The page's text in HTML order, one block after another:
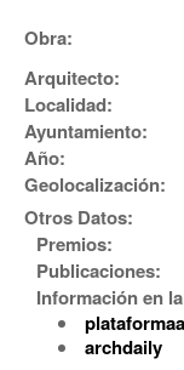
Obra:
Arquitecto:
Localidad:
Ayuntamiento:
Año:
Geolocalización:
Otros Datos:
Premios:
Publicaciones:
Información en
archdaily